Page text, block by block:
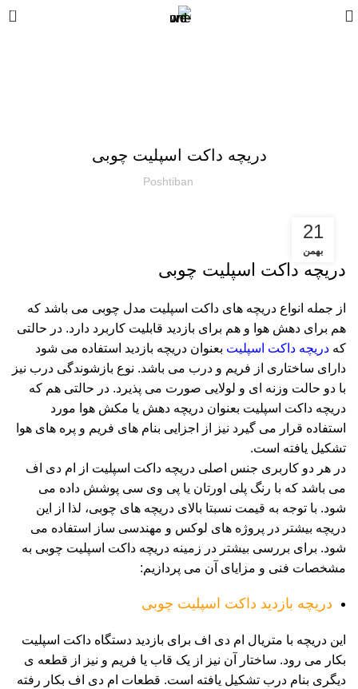
0
دریچه داکت اسپلیت چوبی
Poshtiban
21
بهمن
دریچه داکت اسپلیت چوبی
از جمله انواع دریچه های داکت اسپلیت مدل چوبی می باشد که
هم برای دهش هوا و هم برای بازدید قابلیت کاربرد دارد. در حالتی
که دریچه داکت اسپلیت بعنوان دریچه بازدید استفاده می شود
دارای ساختاری از فریم و درب می باشد. نوع بازشوندگی درب نیز
با دو حالت وزنه ای و لولایی صورت می پذیرد. در حالتی هم که
دریچه داکت اسپلیت بعنوان دریچه دهش یا مکش هوا مورد
استفاده قرار می گیرد نیز از اجزایی بنام های فریم و پره های هوا
تشکیل یافته است.
در هر دو کاربری جنس اصلی دریچه داکت اسپلیت از ام دی اف
می باشد که با رنگ پلی اورتان یا پی وی سی پوشش داده می
شود. با توجه به قیمت نسبتا بالای دریچه های چوبی، لذا از این
دریچه بیشتر در پروژه های لوکس و مهندسی ساز استفاده می
شود. برای بررسی بیشتر در زمینه دریچه داکت اسپلیت چوبی به
مشخصات فنی و مزایای آن می پردازیم:
دریچه بازدید داکت اسپلیت چوبی
این دریچه با متریال ام دی اف برای بازدید دستگاه داکت اسپلیت
بکار می رود. ساختار آن نیز از یک قاب یا فریم و نیز از قطعه ی
دیگری بنام درب تشکیل یافته است. قطعات ام دی اف بکار رفته